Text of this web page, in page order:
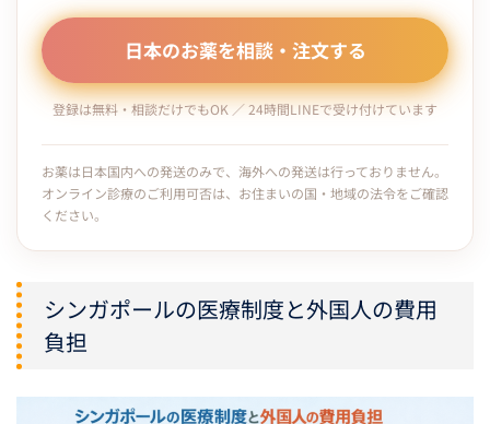
日本のお薬を相談・注文する
登録は無料・相談だけでもOK ／ 24時間LINEで受け付けています
お薬は日本国内への発送のみで、海外への発送は行っておりません。
オンライン診療のご利用可否は、お住まいの国・地域の法令をご確認
ください。
シンガポールの医療制度と外国人の費用
負担